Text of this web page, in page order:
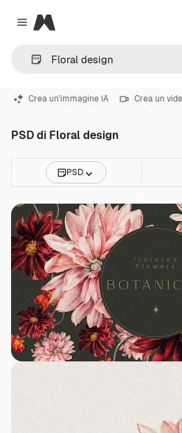
Close menu
Magnific
Crea un'immagine IA Crea un
PSD di Floral design
PSD